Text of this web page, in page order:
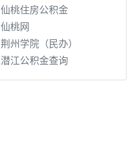
仙桃住房公积金
仙桃网
荆州学院（民办）
潜江公积金查询